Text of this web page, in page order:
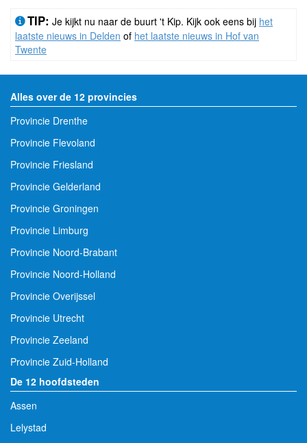
TIP: Je kijkt nu naar de buurt 't Kip. Kijk ook eens bij het
laatste nieuws in Delden of het laatste nieuws in Hof van
Twente
Alles over de 12 provincies
Provincie Drenthe
Provincie Flevoland
Provincie Friesland
Provincie Gelderland
Provincie Groningen
Provincie Limburg
Provincie Noord-Brabant
Provincie Noord-Holland
Provincie Overijssel
Provincie Utrecht
Provincie Zeeland
Provincie Zuid-Holland
De 12 hoofdsteden
Assen
Lelystad